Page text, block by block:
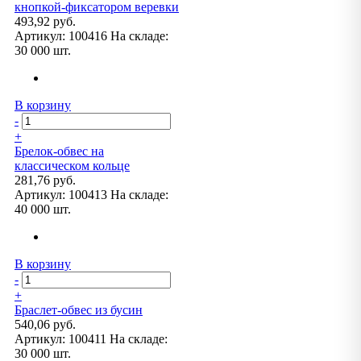
кнопкой-фиксатором веревки
493,92 руб.
Артикул: 100416 На складе:
30 000 шт.
В корзину
-
+
Брелок-обвес на
классическом кольце
281,76 руб.
Артикул: 100413 На складе:
40 000 шт.
В корзину
-
+
Браслет-обвес из бусин
540,06 руб.
Артикул: 100411 На складе:
30 000 шт.